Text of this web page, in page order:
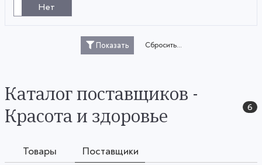
Нет
Показать Сбросить...
Каталог поставщиков -
Красота и здоровье
6
Товары Поставщики